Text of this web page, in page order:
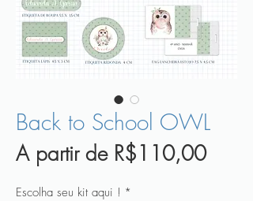
Back to School OWL
A partir de R$110,00Preço
Escolha seu kit aqui ! *